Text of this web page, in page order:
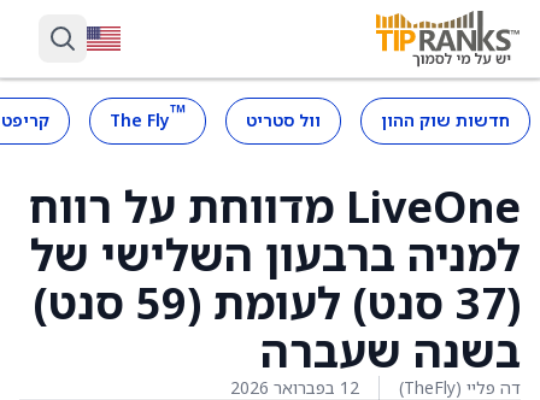
חדשות שוק ההון וול סטריט ™
The Fly
LiveOne מדווחת על רווח
למניה ברבעון השלישי של
(37 סנט) לעומת (59 סנט)
בשנה שעברה
דה פליי (TheFly) 12 בפברואר 2026